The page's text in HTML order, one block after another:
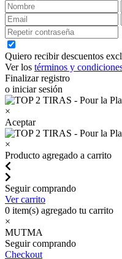
Quiero recibir descuentos
Ver los términos y
Finalizar registro
o iniciar sesión
×
Aceptar
×
Producto agregado a carrito
Seguir comprando
Ver carrito
0 item(s) agregado tu carrito
×
MUTMA
Seguir comprando
Checkout